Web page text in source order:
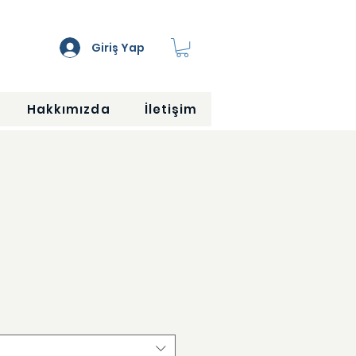
Giriş Yap
Hakkımızda İletişim